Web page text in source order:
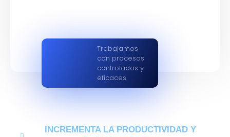
Trabajamos
con procesos
controlados y
eficaces
INCREMENTA LA PRODUCTIVIDAD Y